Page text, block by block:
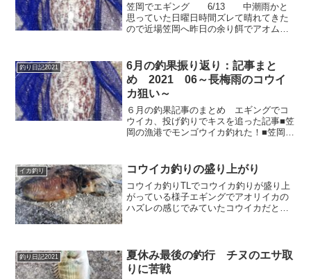
笠岡でエギング 6/13 中潮雨かと
思っていた日曜日時間ズレて晴れてきた
ので近場笠岡へ昨日の余り餌でアオムシ
である程度の型のキスが釣れてました
が、最近は全然ダメ...
釣り日記2021
6月の釣果振り返り：記事まと
め 2021 06～長梅雨のコウイ
カ狙い～
６月の釣果記事のまとめ エギングでコ
ウイカ、投げ釣りでキスを追った記事■笠
岡の漁港でモンゴウイカ釣れた！■笠岡で
横山海岸でキス釣り■苦戦してハリイカ一
匹■シリヤケイカのシーズン終盤？笠岡に
て今日もコウイカ狙う
イカ釣り コウイカ釣りの盛り上がり
コウイカ釣りTLでコウイカ釣りが盛り上
がっている様子エギングでアオリイカの
ハズレの感じでみていたコウイカだと思
2匹も着いてきた...
釣り日記2021
夏休み最後の釣行 チヌのエサ取
りに苦戦